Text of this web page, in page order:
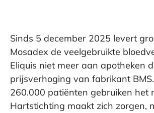
Sinds 5 december 2025 levert
Mosadex de veelgebruikte
Eliquis niet meer aan apotheken
prijsverhoging van fabrikant
260.000 patiënten gebruiken het
Hartstichting maakt zich zorgen,